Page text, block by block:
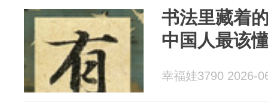
书法里藏着
中国人最该
幸福娃3790 2026-